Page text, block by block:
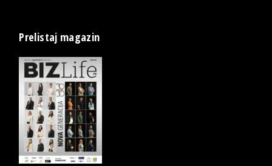
Prelistaj magazin